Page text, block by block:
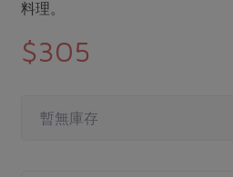
優惠專區
養身食補
把最好的台灣味帶回家！
綠主張月刊
典藏閱覽室
媒體報導
料理。
$305
暫無庫存